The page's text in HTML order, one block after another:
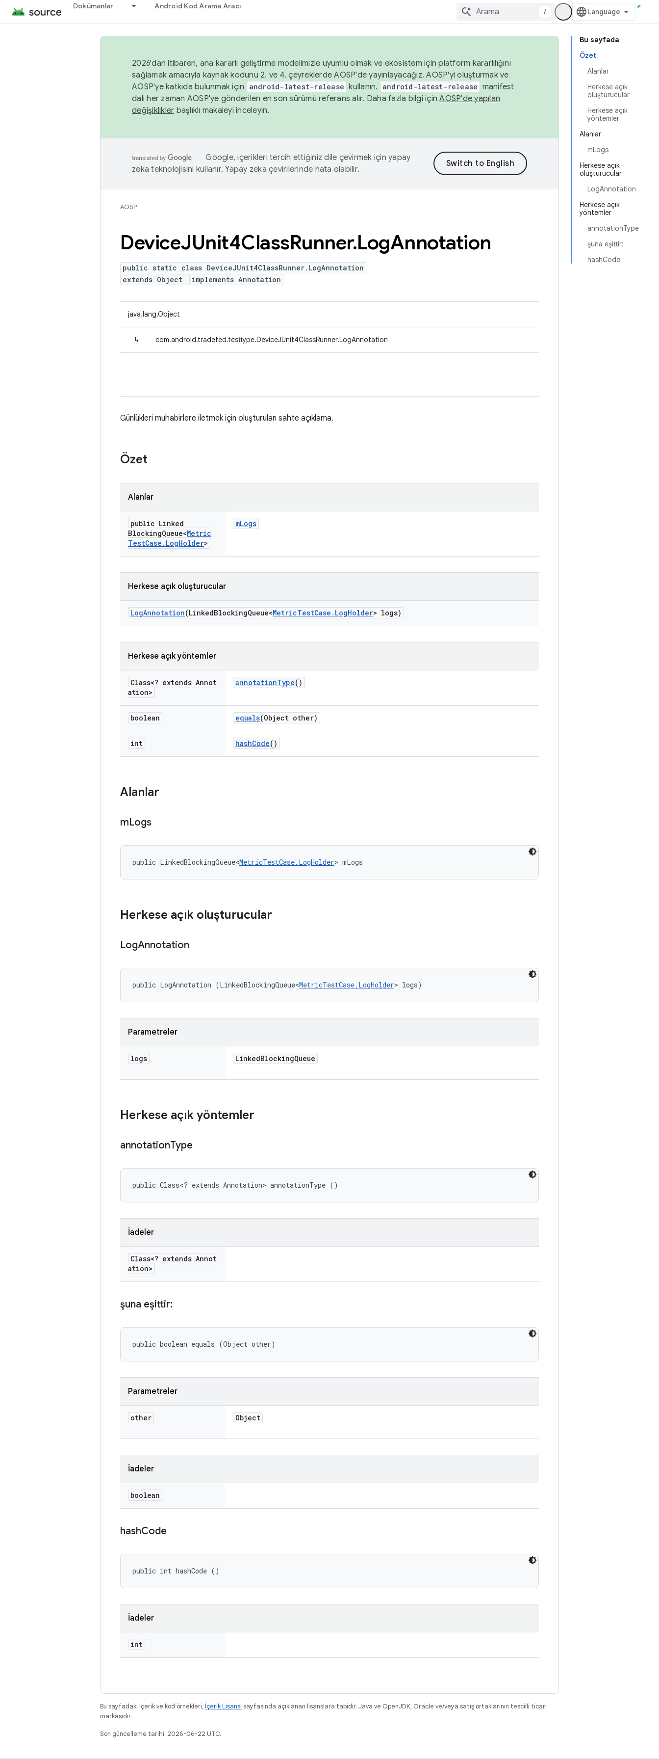
Dokümanlar Android Kod Arama Aracı
/
Bu sayfada
Özet
Alanlar
Herkese açık
oluşturucular
Herkese açık
yöntemler
Alanlar
mLogs
Herkese açık
oluşturucular
LogAnnotation
Herkese açık
yöntemler
annotationType
şuna eşittir:
hashCode
2026'dan itibaren, ana kararlı geliştirme modelimizle uyumlu olmak ve ekosistem için platform kararlılığını
sağlamak amacıyla kaynak kodunu 2. ve 4. çeyreklerde AOSP'de yayınlayacağız. AOSP'yi oluşturmak ve
AOSP'ye katkıda bulunmak için
android-latest-release kullanın. android-latest-release manifest
dalı her zaman AOSP'ye gönderilen en son sürümü referans alır. Daha fazla bilgi içinAOSP'de yapılan
değişiklikler başlıklı makaleyi inceleyin.
Google, içerikleri tercih ettiğiniz dile çevirmek için yapay
zeka teknolojisini kullanır. Yapay zeka çevirilerinde hata olabilir.
AOSP
DeviceJUnit4ClassRunner.LogAnnotation
public static class DeviceJUnit4ClassRunner.LogAnnotation
extends Object
implements Annotation
java.lang.Object
↳ com.android.tradefed.testtype.DeviceJUnit4ClassRunner.LogAnnotation
Günlükleri muhabirlere iletmek için oluşturulan sahte açıklama.
Özet
Alanlar
public Linked
BlockingQueue<Metric
TestCase . LogHolder>
mLogs
Herkese açık oluşturucular
LogAnnotation(LinkedBlockingQueue<MetricTestCase . LogHolder> logs)
Herkese açık yöntemler
Class<? extends Annot
ation>
annotationType()
boolean equals(Object other)
int hashCode()
Alanlar
mLogs
public LinkedBlockingQueue<MetricTestCase.LogHolder> mLogs
Herkese açık oluşturucular
LogAnnotation
public LogAnnotation (LinkedBlockingQueue<MetricTestCase.LogHolder> logs)
Parametreler
logs LinkedBlockingQueue
Herkese açık yöntemler
annotationType
public Class<? extends Annotation> annotationType ()
İadeler
Class<? extends Annot
ation>
şuna eşittir:
public boolean equals (Object other)
Parametreler
other Object
İadeler
boolean
hashCode
public int hashCode ()
İadeler
int
Bu sayfadaki içerik ve kod örnekleri, İçerik Lisansı sayfasında açıklanan lisanslara tabidir. Java ve OpenJDK, Oracle ve/veya satış ortaklarının tescilli ticari
markasıdır.
Son güncelleme tarihi: 2026-06-22 UTC.